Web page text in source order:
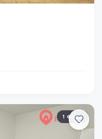
1 ФОТО